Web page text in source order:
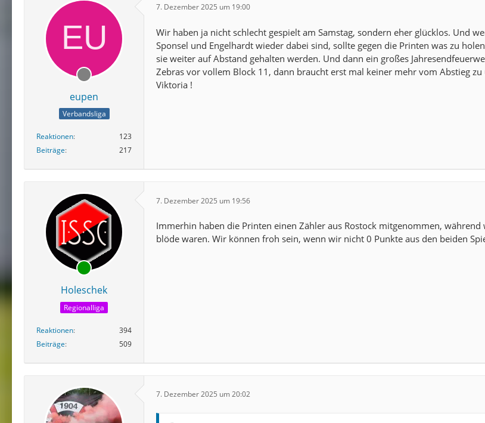
eupen
Verbandsliga
Reaktionen
123
Beiträge
217
7. Dezember 2025 um 19:00
Wir haben ja nicht schlecht gespielt am Samstag, sondern eher glücklos. Und
Sponsel und Engelhardt wieder dabei sind, sollte gegen die Printen was zu
sie weiter auf Abstand gehalten werden. Und dann ein großes
Zebras vor vollem Block 11, dann braucht erst mal keiner mehr vom Abstieg zu
Viktoria !
Holeschek
Regionalliga
Reaktionen
394
Beiträge
509
7. Dezember 2025 um 19:56
Immerhin haben die Printen einen Zähler aus Rostock mitgenommen, während
blöde waren. Wir können froh sein, wenn wir nicht 0 Punkte aus den beiden
7. Dezember 2025 um 20:02